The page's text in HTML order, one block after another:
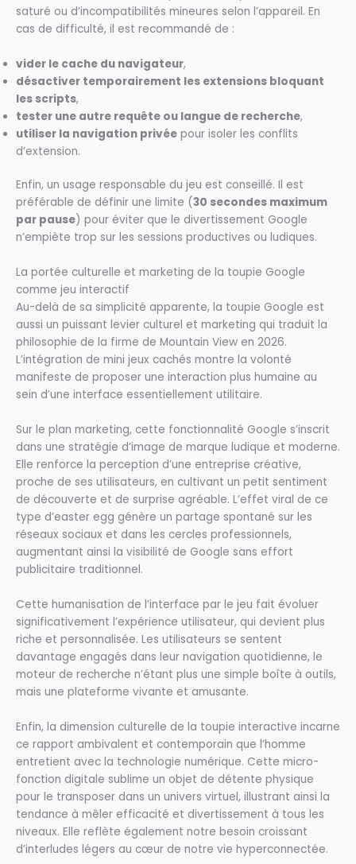
saturé ou d’incompatibilités mineures selon l’appareil. En
cas de difficulté, il est recommandé de :
vider le cache du navigateur,
désactiver temporairement les extensions bloquant
les scripts,
tester une autre requête ou langue de recherche,
utiliser la navigation privée pour isoler les conflits
d’extension.
Enfin, un usage responsable du jeu est conseillé. Il est
préférable de définir une limite (30 secondes maximum
par pause) pour éviter que le divertissement Google
n’empiète trop sur les sessions productives ou ludiques.
La portée culturelle et marketing de la toupie Google
comme jeu interactif
Au-delà de sa simplicité apparente, la toupie Google est
aussi un puissant levier culturel et marketing qui traduit la
philosophie de la firme de Mountain View en 2026.
L’intégration de mini jeux cachés montre la volonté
manifeste de proposer une interaction plus humaine au
sein d’une interface essentiellement utilitaire.
Sur le plan marketing, cette fonctionnalité Google s’inscrit
dans une stratégie d’image de marque ludique et moderne.
Elle renforce la perception d’une entreprise créative,
proche de ses utilisateurs, en cultivant un petit sentiment
de découverte et de surprise agréable. L’effet viral de ce
type d’easter egg génère un partage spontané sur les
réseaux sociaux et dans les cercles professionnels,
augmentant ainsi la visibilité de Google sans effort
publicitaire traditionnel.
Cette humanisation de l’interface par le jeu fait évoluer
significativement l’expérience utilisateur, qui devient plus
riche et personnalisée. Les utilisateurs se sentent
davantage engagés dans leur navigation quotidienne, le
moteur de recherche n’étant plus une simple boîte à outils,
mais une plateforme vivante et amusante.
Enfin, la dimension culturelle de la toupie interactive incarne
ce rapport ambivalent et contemporain que l’homme
entretient avec la technologie numérique. Cette micro-
fonction digitale sublime un objet de détente physique
pour le transposer dans un univers virtuel, illustrant ainsi la
tendance à mêler efficacité et divertissement à tous les
niveaux. Elle reflète également notre besoin croissant
d’interludes légers au cœur de notre vie hyperconnectée.